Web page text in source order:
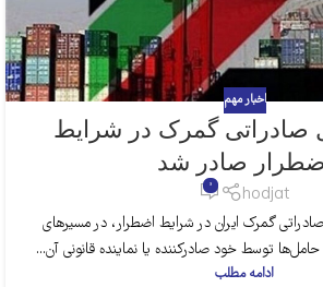
اخبار مهم
صادراتی گمرک در شرایط
صادر شد
hodjat
0
گمرک ایران در شرایط اضطرار، در مسیرهای
توسط خود صادرکننده یا نماینده قانونی آن...
ادامه مطلب